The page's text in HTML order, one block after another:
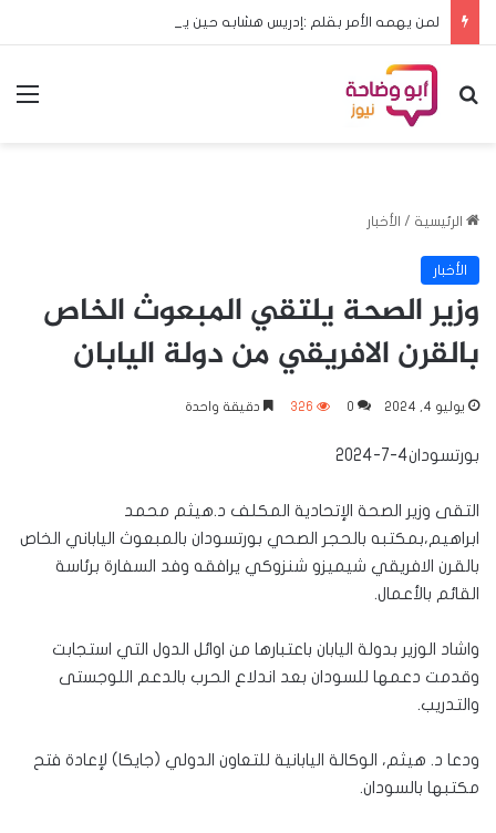
بحث عن
الرئيسية / الأخبار
الأخبار
وزير الصحة يلتقي المبعوث الخاص
بالقرن الافريقي من دولة اليابان
يوليو 4, 2024 0
326 دقيقة واحدة
بورتسودان4-7-2024
التقى وزير الصحة الإتحادية المكلف د.هيثم محمد
ابراهيم،بمكتبه بالحجر الصحي بورتسودان بالمبعوث الياباني الخاص
بالقرن الافريقي شيميزو شنزوكي يرافقه وفد السفارة برئاسة
القائم بالأعمال.
واشاد الوزير بدولة اليابان باعتبارها من اوائل الدول التي استجابت
وقدمت دعمها للسودان بعد اندلاع الحرب بالدعم اللوجستى
والتدريب.
ودعا د. هيثم، الوكالة اليابانية للتعاون الدولي (جايكا) لإعادة فتح
مكتبها بالسودان.